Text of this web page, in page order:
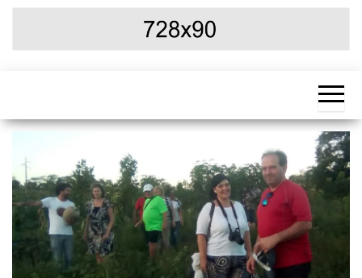
Folha da
Chapada
Notícias da
Chapada
Diamantina,
do Brasil e